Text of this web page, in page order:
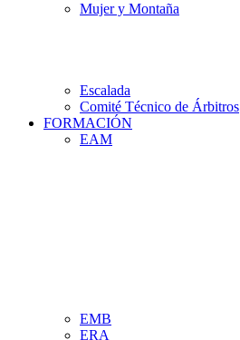
Mujer y Montaña
Escalada
Comité Técnico de Árbitros
FORMACIÓN
EAM
EMB
ERA